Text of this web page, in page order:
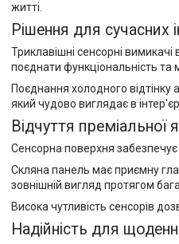
житті.
Рішення для сучасних
Триклавішні сенсорні
поєднати функціональність та
Поєднання холодного
який чудово виглядає в
Відчуття
Сенсорна поверхня
Скляна панель має приємну
зовнішній вигляд протягом
Висока чутливість сенсорів
Надійність для